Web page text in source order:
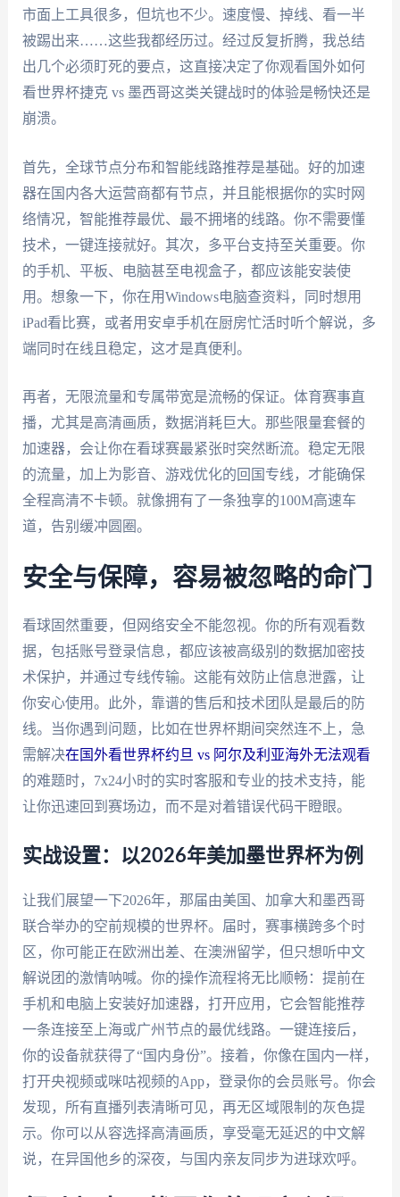
市面上工具很多，但坑也不少。速度慢、掉线、看一半
被踢出来……这些我都经历过。经过反复折腾，我总结
出几个必须盯死的要点，这直接决定了你观看国外如何
看世界杯捷克 vs 墨西哥这类关键战时的体验是畅快还是
崩溃。
首先，全球节点分布和智能线路推荐是基础。好的加速
器在国内各大运营商都有节点，并且能根据你的实时网
络情况，智能推荐最优、最不拥堵的线路。你不需要懂
技术，一键连接就好。其次，多平台支持至关重要。你
的手机、平板、电脑甚至电视盒子，都应该能安装使
用。想象一下，你在用Windows电脑查资料，同时想用
iPad看比赛，或者用安卓手机在厨房忙活时听个解说，多
端同时在线且稳定，这才是真便利。
再者，无限流量和专属带宽是流畅的保证。体育赛事直
播，尤其是高清画质，数据消耗巨大。那些限量套餐的
加速器，会让你在看球赛最紧张时突然断流。稳定无限
的流量，加上为影音、游戏优化的回国专线，才能确保
全程高清不卡顿。就像拥有了一条独享的100M高速车
道，告别缓冲圆圈。
安全与保障，容易被忽略的命门
看球固然重要，但网络安全不能忽视。你的所有观看数
据，包括账号登录信息，都应该被高级别的数据加密技
术保护，并通过专线传输。这能有效防止信息泄露，让
你安心使用。此外，靠谱的售后和技术团队是最后的防
线。当你遇到问题，比如在世界杯期间突然连不上，急
需解决在国外看世界杯约旦 vs 阿尔及利亚海外无法观看
的难题时，7x24小时的实时客服和专业的技术支持，能
让你迅速回到赛场边，而不是对着错误代码干瞪眼。
实战设置：以2026年美加墨世界杯为例
让我们展望一下2026年，那届由美国、加拿大和墨西哥
联合举办的空前规模的世界杯。届时，赛事横跨多个时
区，你可能正在欧洲出差、在澳洲留学，但只想听中文
解说团的激情呐喊。你的操作流程将无比顺畅：提前在
手机和电脑上安装好加速器，打开应用，它会智能推荐
一条连接至上海或广州节点的最优线路。一键连接后，
你的设备就获得了“国内身份”。接着，你像在国内一样，
打开央视频或咪咕视频的App，登录你的会员账号。你会
发现，所有直播列表清晰可见，再无区域限制的灰色提
示。你可以从容选择高清画质，享受毫无延迟的中文解
说，在异国他乡的深夜，与国内亲友同步为进球欢呼。